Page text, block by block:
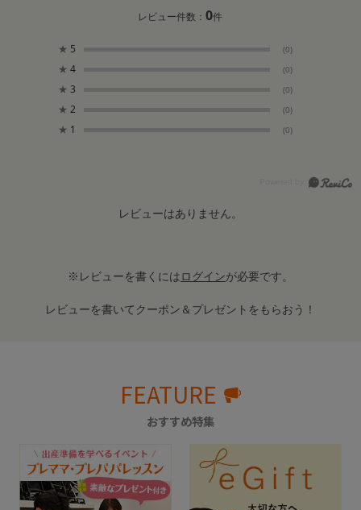
レビュー件数：0件
★ 5 (0)
★ 4 (0)
★ 3 (0)
★ 2 (0)
★ 1 (0)
レビューはありません。
※レビューを書くにはログインが必要です。
レビューを書いてクーポン＆プレゼントをもらおう！
FEATURE
おすすめ特集